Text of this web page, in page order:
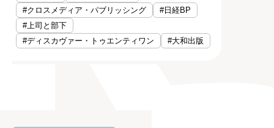
#クロスメディア・パブリッシング
#日経BP
#上司と部下
#ディスカヴァー・トゥエンティワン
#大和出版